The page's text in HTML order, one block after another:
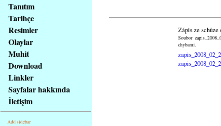
obsah
stránky
Klávesové
zkratky
tomto
webu
základní
Hlavní
strana
Tanıtım
Tarihçe
Resimler
Olaylar
Muhit
Download
Linkler
Sayfalar hakkında
İletişim
Add sidebar
Zápis ze schůze
Soubor
chybami.